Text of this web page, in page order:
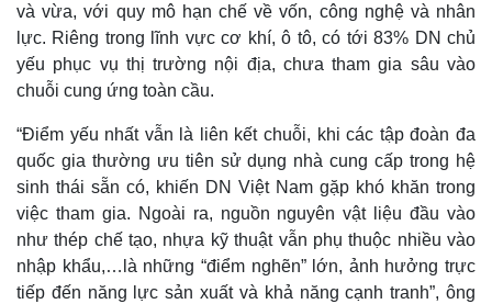
và vừa, với quy mô hạn chế về vốn, công nghệ và nhân
lực. Riêng trong lĩnh vực cơ khí, ô tô, có tới 83% DN chủ
yếu phục vụ thị trường nội địa, chưa tham gia sâu vào
chuỗi cung ứng toàn cầu.
“Điểm yếu nhất vẫn là liên kết chuỗi, khi các tập đoàn đa
quốc gia thường ưu tiên sử dụng nhà cung cấp trong hệ
sinh thái sẵn có, khiến DN Việt Nam gặp khó khăn trong
việc tham gia. Ngoài ra, nguồn nguyên vật liệu đầu vào
như thép chế tạo, nhựa kỹ thuật vẫn phụ thuộc nhiều vào
nhập khẩu,…là những “điểm nghẽn” lớn, ảnh hưởng trực
tiếp đến năng lực sản xuất và khả năng cạnh tranh”, ông